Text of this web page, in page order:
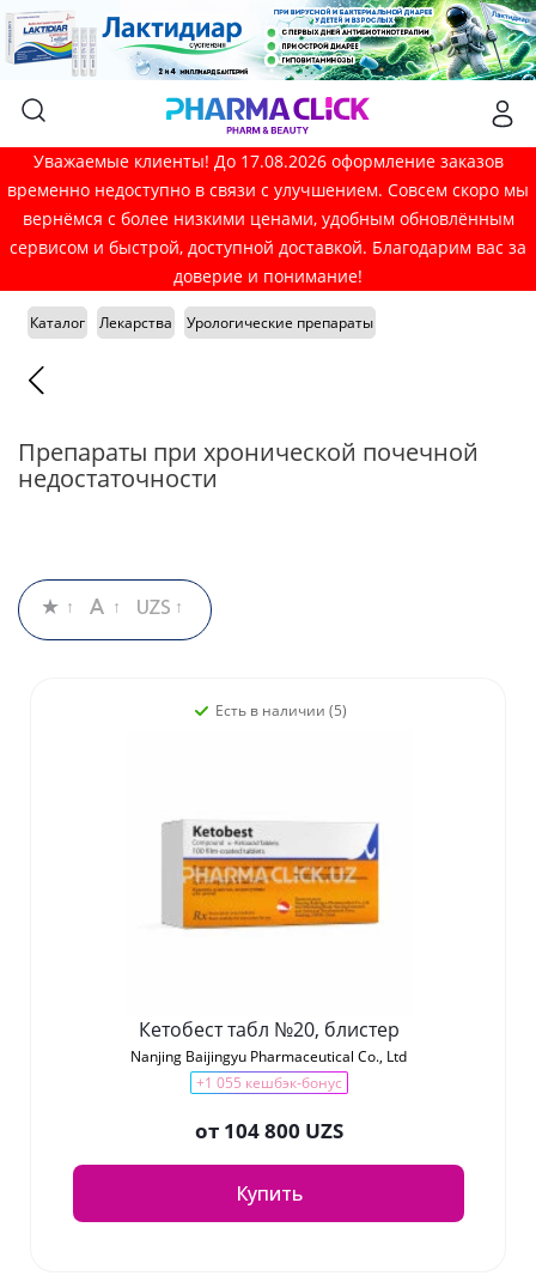
Уважаемые клиенты! До 17.08.2026 оформление заказов
временно недоступно в связи с улучшением. Совсем скоро мы
вернёмся с более низкими ценами, удобным обновлённым
сервисом и быстрой, доступной доставкой. Благодарим вас за
доверие и понимание!
Каталог Лекарства Урологические препараты
Препараты при хронической почечной
недостаточности
Есть в наличии (5)
Кетобест табл №20, блистер
Nanjing Baijingyu Pharmaceutical Co., Ltd
+1 055 кешбэк-бонус
от 104 800 UZS
Купить